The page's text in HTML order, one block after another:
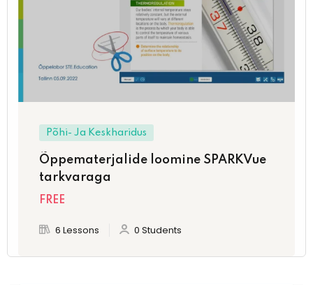
Põhi- Ja Keskharidus
Õppematerjalide loomine SPARKVue
tarkvaraga
FREE
6 Lessons 0 Students